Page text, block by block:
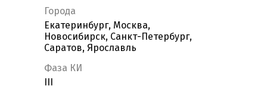
Города
Екатеринбург, Москва,
Новосибирск, Санкт-Петербург,
Саратов, Ярославль
Фаза КИ